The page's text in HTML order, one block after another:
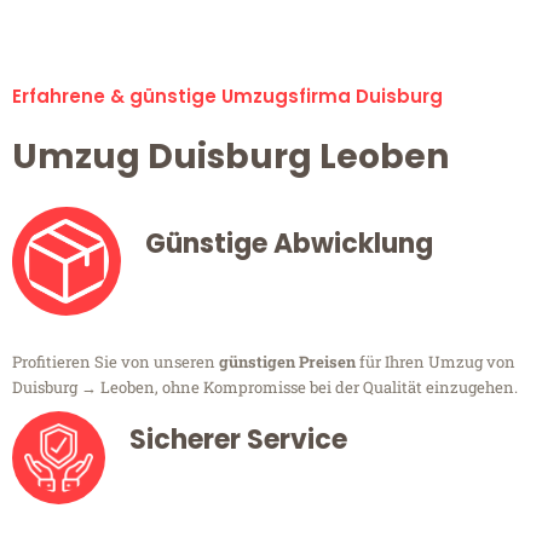
Erfahrene & günstige Umzugsfirma Duisburg
Umzug Duisburg Leoben
Günstige Abwicklung
Profitieren Sie von unseren günstigen Preisenfür Ihren Umzug von
Duisburg → Leoben, ohne Kompromisse bei der Qualität einzugehen.
Sicherer Service